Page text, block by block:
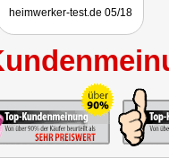
Seiten!"
heimwerker-test.de 05/18